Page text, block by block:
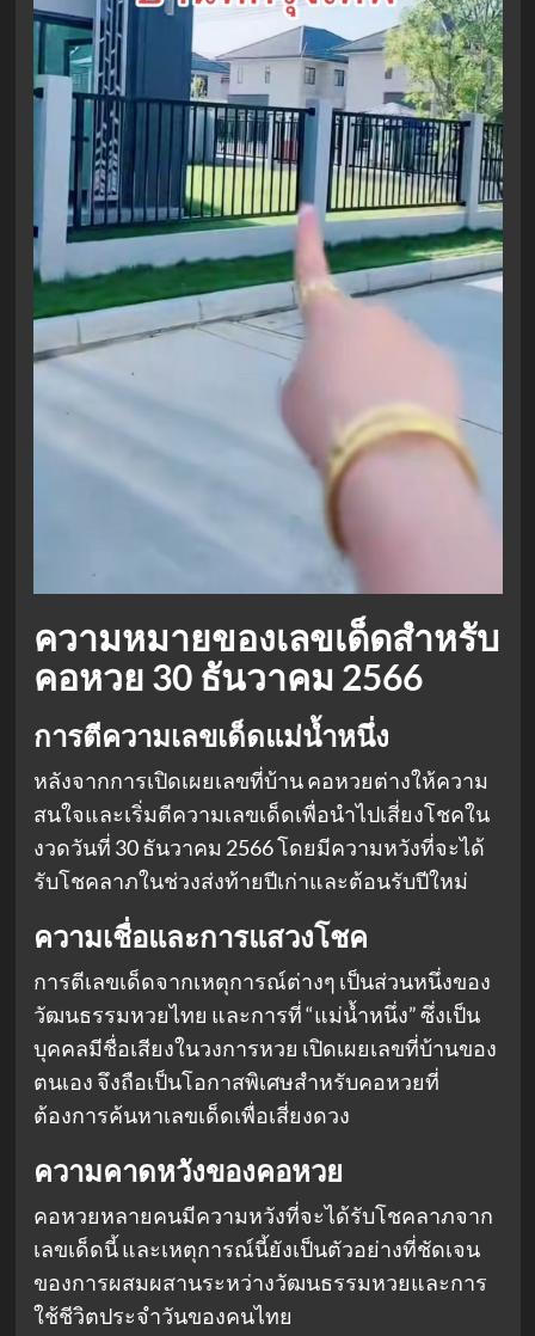
ความหมายของเลขเด็ดสำหรับ
คอหวย 30 ธันวาคม 2566
การตีความเลขเด็ดแม่น้ำหนึ่ง
หลังจากการเปิดเผยเลขที่บ้าน คอหวยต่างให้ความ
สนใจและเริ่มตีความเลขเด็ดเพื่อนำไปเสี่ยงโชคใน
งวดวันที่ 30 ธันวาคม 2566 โดยมีความหวังที่จะได้
รับโชคลาภในช่วงส่งท้ายปีเก่าและต้อนรับปีใหม่
ความเชื่อและการแสวงโชค
การตีเลขเด็ดจากเหตุการณ์ต่างๆ เป็นส่วนหนึ่งของ
วัฒนธรรมหวยไทย และการที่ “แม่น้ำหนึ่ง” ซึ่งเป็น
บุคคลมีชื่อเสียงในวงการหวย เปิดเผยเลขที่บ้านของ
ตนเอง จึงถือเป็นโอกาสพิเศษสำหรับคอหวยที่
ต้องการค้นหาเลขเด็ดเพื่อเสี่ยงดวง
ความคาดหวังของคอหวย
คอหวยหลายคนมีความหวังที่จะได้รับโชคลาภจาก
เลขเด็ดนี้ และเหตุการณ์นี้ยังเป็นตัวอย่างที่ชัดเจน
ของการผสมผสานระหว่างวัฒนธรรมหวยและการ
ใช้ชีวิตประจำวันของคนไทย